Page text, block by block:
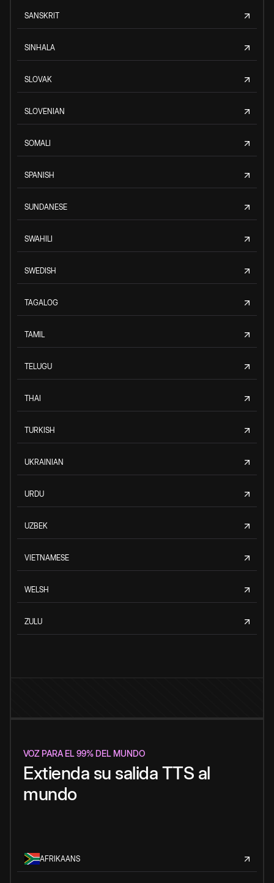
SANSKRIT
SINHALA
SLOVAK
SLOVENIAN
SOMALI
SPANISH
SUNDANESE
SWAHILI
SWEDISH
TAGALOG
TAMIL
TELUGU
THAI
TURKISH
UKRAINIAN
URDU
UZBEK
VIETNAMESE
WELSH
ZULU
VOZ PARA EL 99% DEL MUNDO
Extienda su salida TTS al
mundo
AFRIKAANS